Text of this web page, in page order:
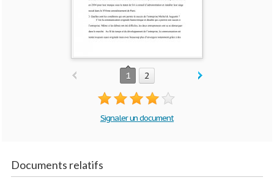
1 2
Signaler un document
Documents relatifs